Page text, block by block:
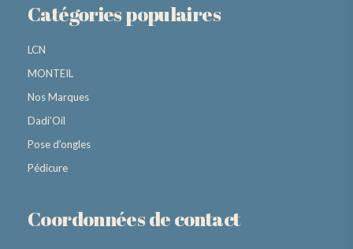
Catégories populaires
LCN
MONTEIL
Nos Marques
Dadi’Oil
Pose d’ongles
Pédicure
Coordonnées de contact